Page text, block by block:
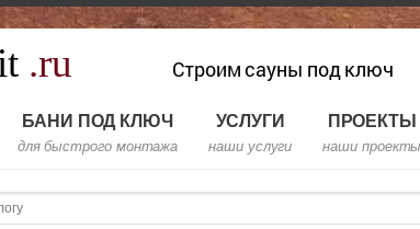
.ru Строим сауны под ключ
БАНИ ПОД КЛЮЧ
для быстрого монтажа
УСЛУГИ
наши услуги
ПРОЕКТЫ
наши проекты